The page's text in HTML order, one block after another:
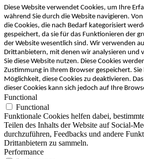
Diese Website verwendet Cookies, um Ihre
während Sie durch die Website navigieren.
die Cookies, die nach Bedarf kategorisiert
gespeichert, da sie für das Funktionieren der
der Website wesentlich sind. Wir verwenden
Drittanbietern, mit denen wir analysieren und
Sie diese Website nutzen. Diese Cookies
Zustimmung in Ihrem Browser gespeichert. Sie
Möglichkeit, diese Cookies zu deaktivieren.
dieser Cookies kann sich jedoch auf Ihre
Functional
Functional
Funktionale Cookies helfen dabei,
Teilen des Inhalts der Website auf Social-
durchzuführen, Feedbacks und andere
Drittanbietern zu sammeln.
Performance